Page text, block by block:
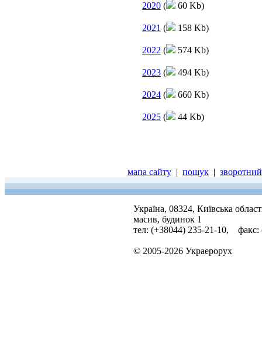
2020 ( 60 Kb)
2021 ( 158 Kb)
2022 ( 574 Kb)
2023 ( 494 Kb)
2024 ( 660 Kb)
2025 ( 44 Kb)
мапа сайту | пошук |
Україна, 08324, Київська
масив, будинок 1
тел: (+38044) 235-21-10, факс:
© 2005-2026 Украерорух